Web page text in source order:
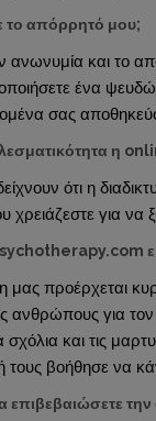
το απόρρητό μου;
ανωνυμία και το
ένα
σας
η
ότι η
χρειάζεστε για
μας προέρχεται
ανθρώπους για
σχόλια και τις
τους βοήθησε να
επιβεβαιώσετε